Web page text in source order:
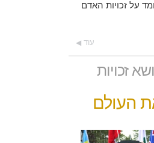
על זכויות האדם
עוד
זכויות
העולם